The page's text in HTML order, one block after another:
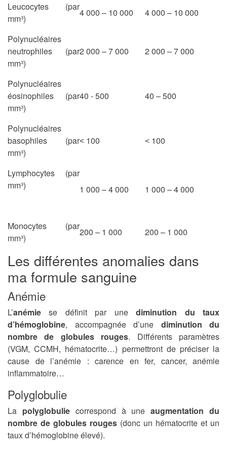
Leucocytes (par
mm³)
4 000 – 10 000 4 000 – 10 000
Polynucléaires
neutrophiles (par
mm³)
2 000 – 7 000 2 000 – 7 000
Polynucléaires
éosinophiles (par
mm³)
40 - 500 40 – 500
Polynucléaires
basophiles (par
mm³)
˂ 100 ˂ 100
Lymphocytes (par
mm³)
1 000 – 4 000 1 000 – 4 000
Monocytes (par
mm³)
200 – 1 000 200 – 1 000
Les différentes anomalies dans
ma formule sanguine
Anémie
L’anémiese définit par unediminution du taux
d’hémoglobine, accompagnée d’une diminution du
nombre de globules rouges. Différents paramètres
(VGM, CCMH, hématocrite…) permettront de préciser la
cause de l’anémie : carence en fer, cancer, anémie
inflammatoire…
Polyglobulie
La polyglobuliecorrespond à uneaugmentation du
nombre de globules rouges (donc un hématocrite et un
taux d’hémoglobine élevé).